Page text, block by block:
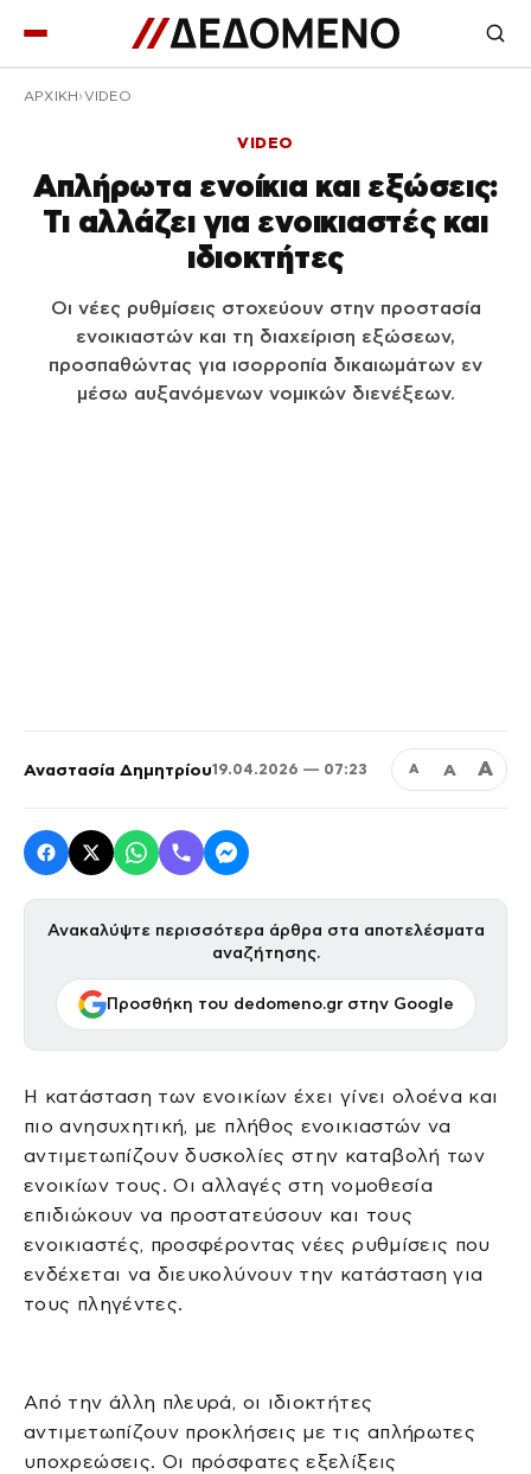
ΑΡΧΙΚΉ VIDEO
VIDEO
Απλήρωτα ενοίκια και εξώσεις:
Τι αλλάζει για ενοικιαστές και
ιδιοκτήτες
Οι νέες ρυθμίσεις στοχεύουν στην προστασία
ενοικιαστών και τη διαχείριση εξώσεων,
προσπαθώντας για ισορροπία δικαιωμάτων εν
μέσω αυξανόμενων νομικών διενέξεων.
Αναστασία Δημητρίου19.04.2026 — 07:23 Α Α Α
Ανακαλύψτε περισσότερα άρθρα στα αποτελέσματα
αναζήτησης.
Προσθήκη του dedomeno.gr στην Google
Η κατάσταση των ενοικίων έχει γίνει ολοένα και
πιο ανησυχητική, με πλήθος ενοικιαστών να
αντιμετωπίζουν δυσκολίες στην καταβολή των
ενοικίων τους. Οι αλλαγές στη νομοθεσία
επιδιώκουν να προστατεύσουν και τους
ενοικιαστές, προσφέροντας νέες ρυθμίσεις που
ενδέχεται να διευκολύνουν την κατάσταση για
τους πληγέντες.
Από την άλλη πλευρά, οι ιδιοκτήτες
αντιμετωπίζουν προκλήσεις με τις απλήρωτες
υποχρεώσεις. Οι πρόσφατες εξελίξεις